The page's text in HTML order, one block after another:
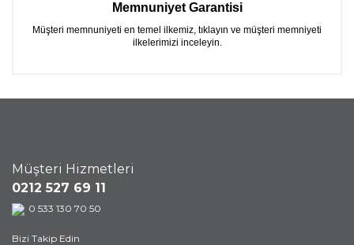
Memnuniyet Garantisi
Müşteri memnuniyeti en temel ilkemiz, tıklayın ve müşteri memniyeti
ilkelerimizi inceleyin.
Müşteri Hizmetleri
0212 527 69 11
0 533 130 70 50
Bizi Takip Edin